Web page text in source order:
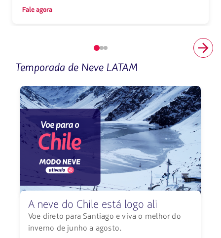
Fale agora
Elemento
1
de
3
Temporada de Neve LATAM
A neve do Chile está logo ali
Voe direto para Santiago e viva o melhor do
inverno de junho a agosto.